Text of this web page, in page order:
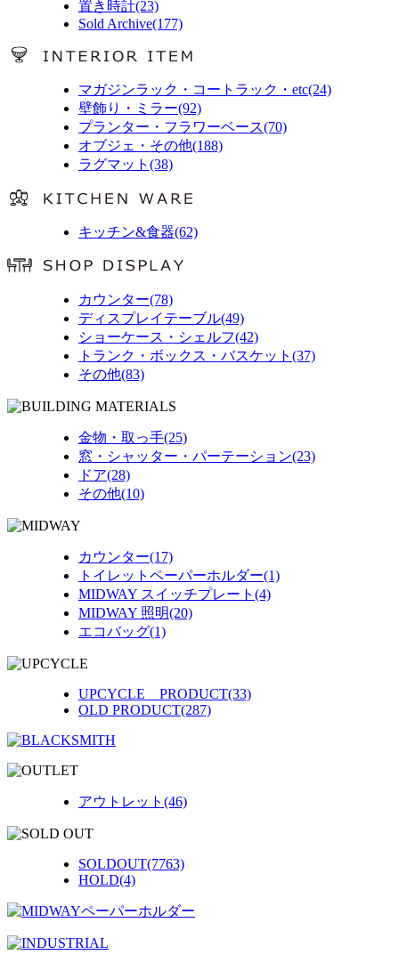
置き時計(23)
Sold Archive(177)
マガジンラック・コートラック・etc(24)
壁飾り・ミラー(92)
プランター・フラワーベース(70)
オブジェ・その他(188)
ラグマット(38)
キッチン&食器(62)
カウンター(78)
ディスプレイテーブル(49)
ショーケース・シェルフ(42)
トランク・ボックス・バスケット(37)
その他(83)
金物・取っ手(25)
窓・シャッター・パーテーション(23)
ドア(28)
その他(10)
カウンター(17)
トイレットペーパーホルダー(1)
MIDWAY スイッチプレート(4)
MIDWAY 照明(20)
エコバッグ(1)
UPCYCLE PRODUCT(33)
OLD PRODUCT(287)
アウトレット(46)
SOLDOUT(7763)
HOLD(4)